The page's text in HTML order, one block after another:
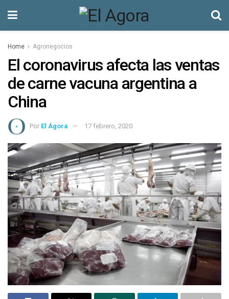
Home Agronegocios
El coronavirus afecta las ventas
de carne vacuna argentina a
China
Por El Ágora 17 febrero, 2020